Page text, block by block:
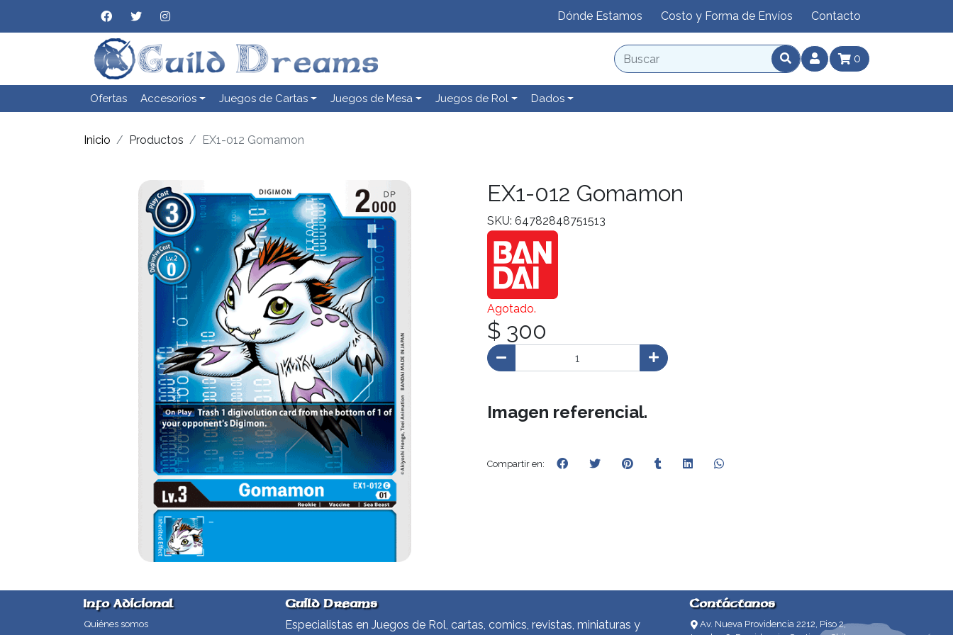
Dónde Estamos Costo y Forma de Envíos Contacto
0
Ofertas Accesorios Juegos de Cartas Juegos de Mesa Juegos de Rol Dados
Inicio Productos EX1-012 Gomamon
EX1-012 Gomamon
SKU: 64782848751513
Agotado.
$ 300
Imagen referencial.
Compartir en:
Info Adicional
Quiénes somos
Guild Dreams
Especialistas en Juegos de Rol, cartas, comics, revistas, miniaturas y
Contáctanos
Av. Nueva Providencia 2212, Piso 2,